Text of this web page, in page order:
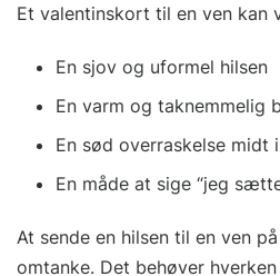
Et valentinskort til en ven kan
En sjov og uformel hilsen
En varm og taknemmelig
En sød overraskelse midt
En måde at sige “jeg
At sende en hilsen til en ven
omtanke. Det behøver